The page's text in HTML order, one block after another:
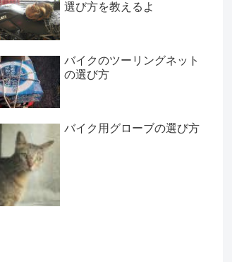
選び方を教えるよ
バイクのツーリングネット
の選び方
バイク用グローブの選び方